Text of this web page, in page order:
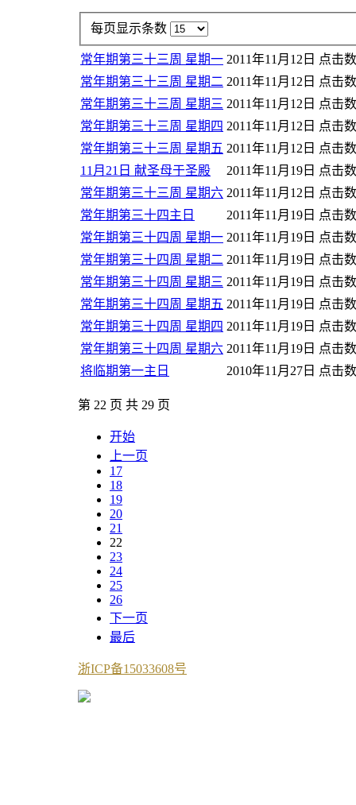
每页显示条数
常年期第三十三周 星期一 2011年11月12日 点击
常年期第三十三周 星期二 2011年11月12日 点击
常年期第三十三周 星期三 2011年11月12日 点击
常年期第三十三周 星期四 2011年11月12日 点击
常年期第三十三周 星期五 2011年11月12日 点击
11月21日 献圣母于圣殿
2011年11月19日 点击
常年期第三十三周 星期六 2011年11月12日 点击
常年期第三十四主日
2011年11月19日 点击
常年期第三十四周 星期一 2011年11月19日 点击
常年期第三十四周 星期二 2011年11月19日 点击
常年期第三十四周 星期三 2011年11月19日 点击
常年期第三十四周 星期五 2011年11月19日 点击
常年期第三十四周 星期四 2011年11月19日 点击
常年期第三十四周 星期六 2011年11月19日 点击
将临期第一主日
2010年11月27日 点击
第 22 页 共 29 页
开始
上一页
17
18
19
20
21
22
23
24
25
26
下一页
最后
浙ICP备15033608号